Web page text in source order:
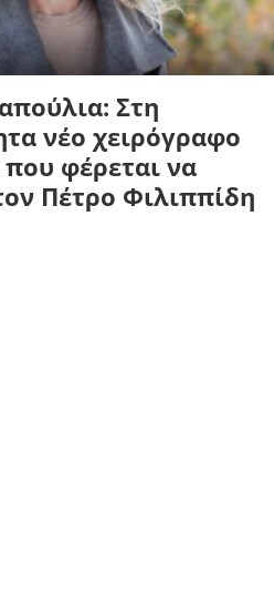
Στη
νέο χειρόγραφο
φέρεται να
Πέτρο Φιλιππίδη